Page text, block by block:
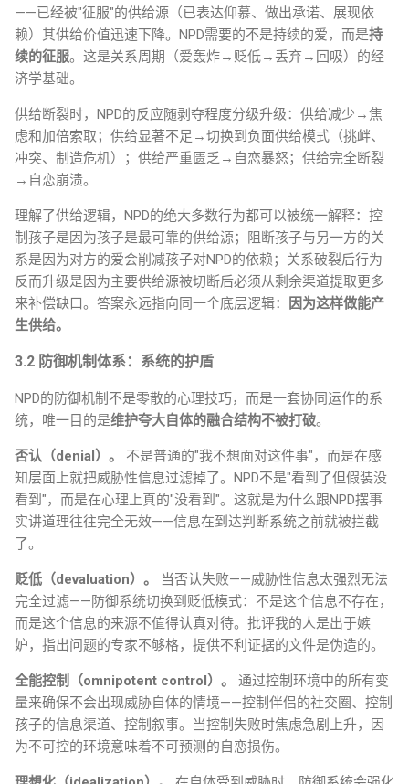
——已经被"征服"的供给源（已表达仰慕、做出承诺、展现依
赖）其供给价值迅速下降。NPD需要的不是持续的爱，而是持
续的征服。这是关系周期（爱轰炸→贬低→丢弃→回吸）的经
济学基础。
供给断裂时，NPD的反应随剥夺程度分级升级：供给减少→焦
虑和加倍索取；供给显著不足→切换到负面供给模式（挑衅、
冲突、制造危机）；供给严重匮乏→自恋暴怒；供给完全断裂
→自恋崩溃。
理解了供给逻辑，NPD的绝大多数行为都可以被统一解释：控
制孩子是因为孩子是最可靠的供给源；阻断孩子与另一方的关
系是因为对方的爱会削减孩子对NPD的依赖；关系破裂后行为
反而升级是因为主要供给源被切断后必须从剩余渠道提取更多
来补偿缺口。答案永远指向同一个底层逻辑：
因为这样做能产
生供给。
3.2 防御机制体系：系统的护盾
NPD的防御机制不是零散的心理技巧，而是一套协同运作的系
统，唯一目的是维护夸大自体的融合结构不被打破。
否认（denial）。
不是普通的"我不想面对这件事"，而是在感
知层面上就把威胁性信息过滤掉了。NPD不是"看到了但假装没
看到"，而是在心理上真的"没看到"。这就是为什么跟NPD摆事
实讲道理往往完全无效——信息在到达判断系统之前就被拦截
了。
贬低（devaluation）。
当否认失败——威胁性信息太强烈无法
完全过滤——防御系统切换到贬低模式：不是这个信息不存在，
而是这个信息的来源不值得认真对待。批评我的人是出于嫉
妒，指出问题的专家不够格，提供不利证据的文件是伪造的。
全能控制（omnipotent control）。
通过控制环境中的所有变
量来确保不会出现威胁自体的情境——控制伴侣的社交圈、控制
孩子的信息渠道、控制叙事。当控制失败时焦虑急剧上升，因
为不可控的环境意味着不可预测的自恋损伤。